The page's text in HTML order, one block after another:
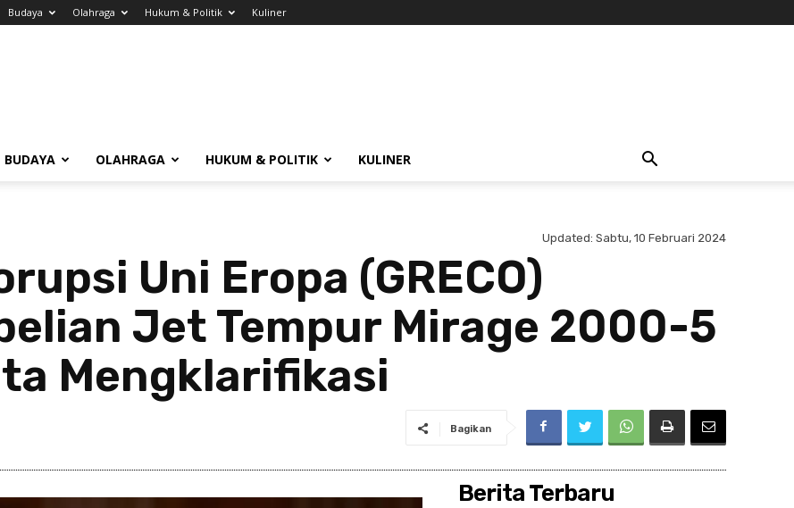
Budaya Olahraga Hukum & Politik Kuliner
BUDAYA OLAHRAGA HUKUM & POLITIK KULINER
Updated: Sabtu, 10 Februari 2024
Uni Eropa (GRECO)
Jet Tempur Mirage 2000-5
Mengklarifikasi
Bagikan
Berita Terbaru